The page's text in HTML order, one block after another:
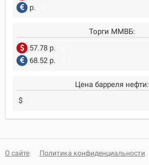
р.
Торги ММВБ:
57.78 р.
68.52 р.
Цена барреля нефти:
$
О сайте
Политика конфиденциальности